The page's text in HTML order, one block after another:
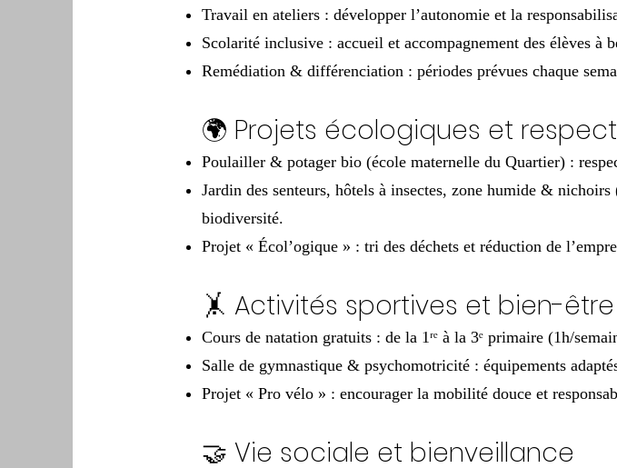
Travail en ateliers : développer l’autonomie et la
Scolarité inclusive : accueil et accompagnement des élèves à
Remédiation & différenciation : périodes prévues chaque
🌍 Projets écologiques et
Poulailler & potager bio (école maternelle du Quartier) :
Jardin des senteurs, hôtels à insectes, zone humide &
biodiversité.
Projet « Écol’ogique » : tri des déchets et réduction de
🤸 Activités sportives et bien-être
Cours de natation gratuits : de la 1ʳᵉ à la 3ᵉ primaire (1h/
Salle de gymnastique & psychomotricité : équipements
Projet « Pro vélo » : encourager la mobilité douce et
🤝 Vie sociale et bienveillance